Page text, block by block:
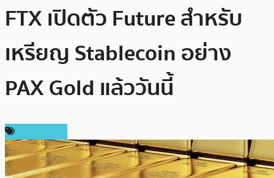
FTX เปิดตัว Future สำหรับ
เหรียญ Stablecoin อย่าง
PAX Gold แล้ววันนี้